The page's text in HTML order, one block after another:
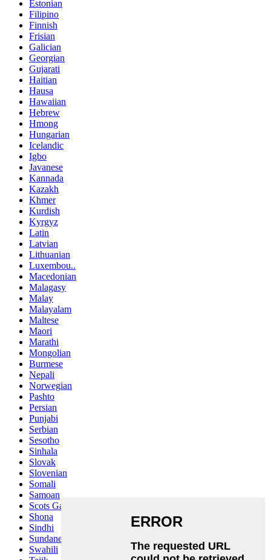
Estonian
Filipino
Finnish
Frisian
Galician
Georgian
Gujarati
Haitian
Hausa
Hawaiian
Hebrew
Hmong
Hungarian
Icelandic
Igbo
Javanese
Kannada
Kazakh
Khmer
Kurdish
Kyrgyz
Latin
Latvian
Lithuanian
Luxembou..
Macedonian
Malagasy
Malay
Malayalam
Maltese
Maori
Marathi
Mongolian
Burmese
Nepali
Norwegian
Pashto
Persian
Punjabi
Serbian
Sesotho
Sinhala
Slovak
Slovenian
Somali
Samoan
Scots Gaelic
Shona
Sindhi
Sundanese
Swahili